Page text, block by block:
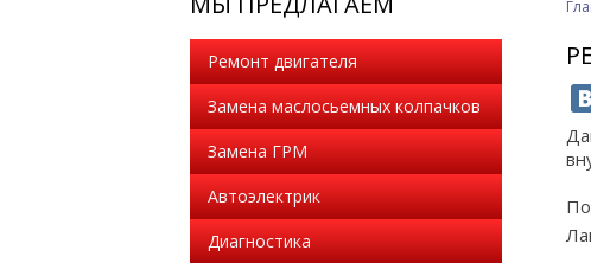
Ремонт двигателя
Замена маслосьемных колпачков
Замена ГРМ
Автоэлектрик
Диагностика